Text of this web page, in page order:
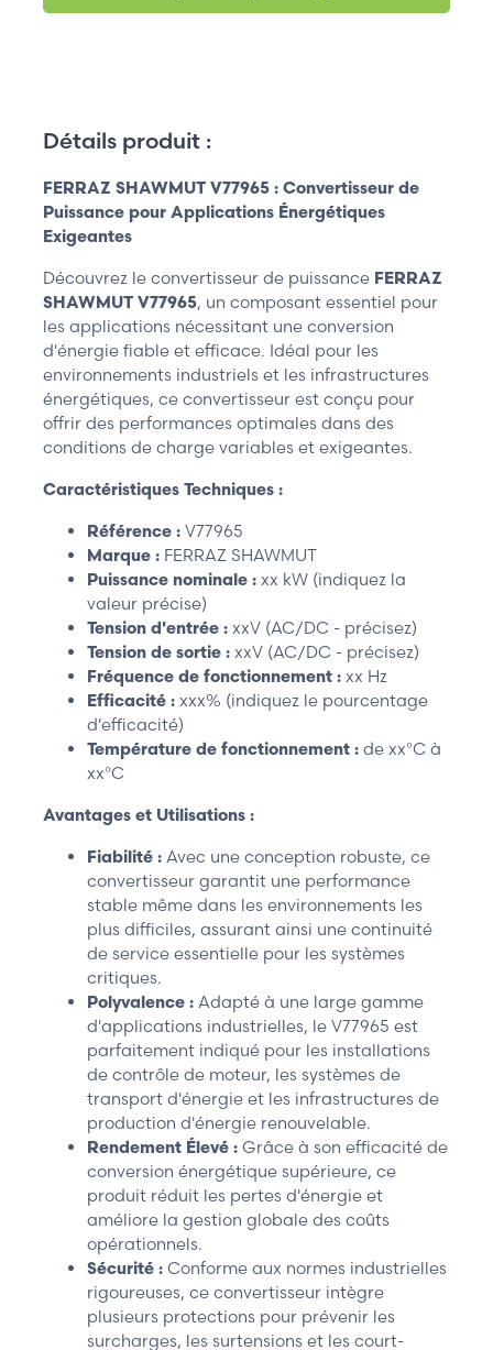
Détails produit :
FERRAZ SHAWMUT V77965 : Convertisseur de
Puissance pour Applications Énergétiques
Exigeantes
Découvrez le convertisseur de puissance FERRAZ
SHAWMUT V77965, un composant essentiel pour
les applications nécessitant une conversion
d'énergie fiable et efficace. Idéal pour les
environnements industriels et les infrastructures
énergétiques, ce convertisseur est conçu pour
offrir des performances optimales dans des
conditions de charge variables et exigeantes.
Caractéristiques Techniques :
Référence : V77965
Marque : FERRAZ SHAWMUT
Puissance nominale : xx kW (indiquez la
valeur précise)
Tension d'entrée : xxV (AC/DC - précisez)
Tension de sortie : xxV (AC/DC - précisez)
Fréquence de fonctionnement : xx Hz
Efficacité : xxx% (indiquez le pourcentage
d'efficacité)
Température de fonctionnement : de xx°C à
xx°C
Avantages et Utilisations :
Fiabilité : Avec une conception robuste, ce
convertisseur garantit une performance
stable même dans les environnements les
plus difficiles, assurant ainsi une continuité
de service essentielle pour les systèmes
critiques.
Polyvalence : Adapté à une large gamme
d'applications industrielles, le V77965 est
parfaitement indiqué pour les installations
de contrôle de moteur, les systèmes de
transport d'énergie et les infrastructures de
production d'énergie renouvelable.
Rendement Élevé : Grâce à son efficacité de
conversion énergétique supérieure, ce
produit réduit les pertes d'énergie et
améliore la gestion globale des coûts
opérationnels.
Sécurité : Conforme aux normes industrielles
rigoureuses, ce convertisseur intègre
plusieurs protections pour prévenir les
surcharges, les surtensions et les court-